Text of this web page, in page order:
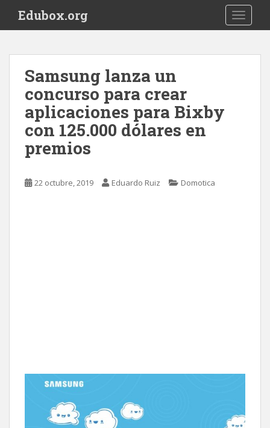
i
Edubox.org
Samsung lanza un
concurso para crear
aplicaciones para Bixby
con 125.000 dólares en
premios
22 octubre, 2019 Eduardo Ruiz Domotica